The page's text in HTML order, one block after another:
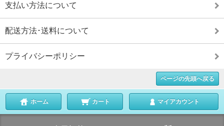
支払い方法について
配送方法･送料について
プライバシーポリシー
ページの先頭へ戻る
ホーム カート マイアカウント